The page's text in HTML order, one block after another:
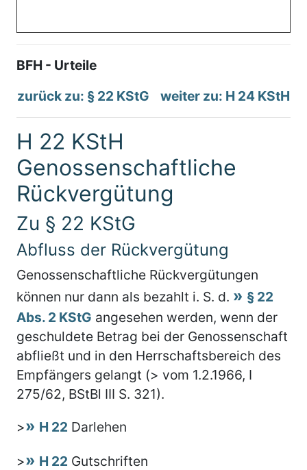
BFH - Urteile
zurück zu: § 22 KStG
weiter zu: H 24 KStH
H 22 KStH
Genossenschaftliche
Rückvergütung
Zu § 22 KStG
Abfluss der Rückvergütung
Genossenschaftliche Rückvergütungen
können nur dann als bezahlt i. S. d.
§ 22
Abs. 2 KStG angesehen werden, wenn der
geschuldete Betrag bei der Genossenschaft
abfließt und in den Herrschaftsbereich des
Empfängers gelangt (> vom 1.2.1966, I
275/62, BStBl III S. 321).
>
H 22 Darlehen
> H 22 Gutschriften